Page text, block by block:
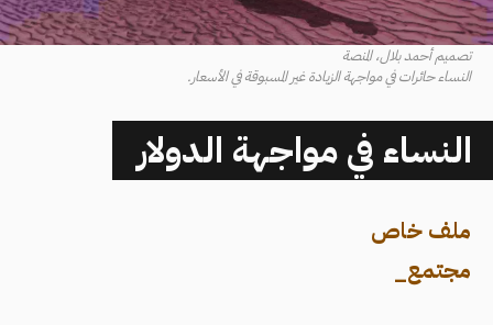
تصميم أحمد بلال، المنصة
النساء حائرات في مواجهة الزيادة غير المسبوقة في الأسعار.
النساء في مواجهة الدولار
ملف خاص
مجتمع_